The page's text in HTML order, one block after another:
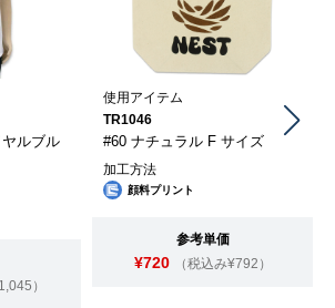
ルブル
）
使用アイテム
TR1046
#60 ナチュラル F サイズ
加工方法
顔料プリント
参考単価
¥720 （税込み¥792）